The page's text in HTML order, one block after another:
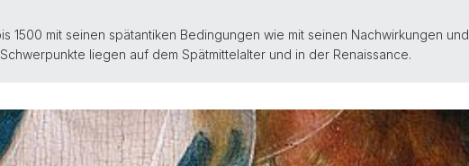
1500 mit seinen spätantiken Bedingungen wie mit seinen Nachwirkungen und
liegen auf dem Spätmittelalter und in der Renaissance.